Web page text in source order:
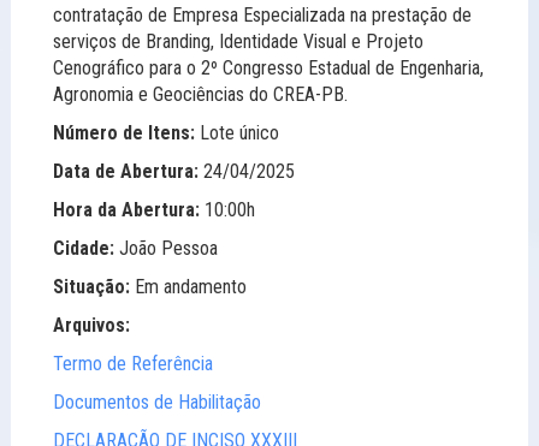
contratação de Empresa Especializada na prestação de
serviços de Branding, Identidade Visual e Projeto
Cenográfico para o 2º Congresso Estadual de Engenharia,
Agronomia e Geociências do CREA-PB.
Número de Itens: Lote único
Data de Abertura: 24/04/2025
Hora da Abertura: 10:00h
Cidade: João Pessoa
Situação: Em andamento
Arquivos:
Termo de Referência
Documentos de Habilitação
DECLARAÇÃO DE INCISO XXXIII